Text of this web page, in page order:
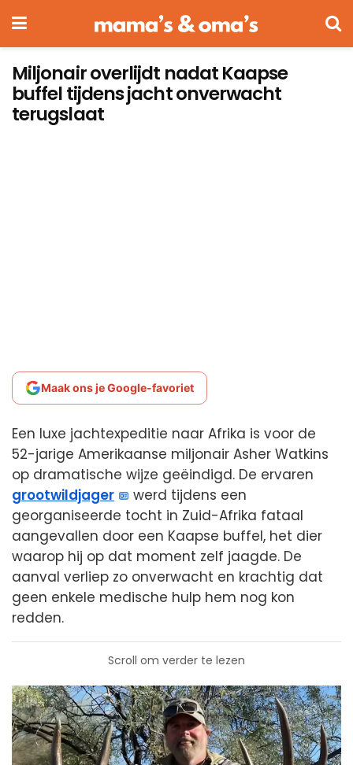
Miljonair overlijdt nadat Kaapse
buffel tijdens jacht onverwacht
terugslaat
Maak ons je Google-favoriet
Een luxe jachtexpeditie naar Afrika is voor de
52-jarige Amerikaanse miljonair Asher Watkins
op dramatische wijze geëindigd. De ervaren
grootwildjager
werd tijdens een
georganiseerde tocht in Zuid-Afrika fataal
aangevallen door een Kaapse buffel, het dier
waarop hij op dat moment zelf jaagde. De
aanval verliep zo onverwacht en krachtig dat
geen enkele medische hulp hem nog kon
redden.
Scroll om verder te lezen